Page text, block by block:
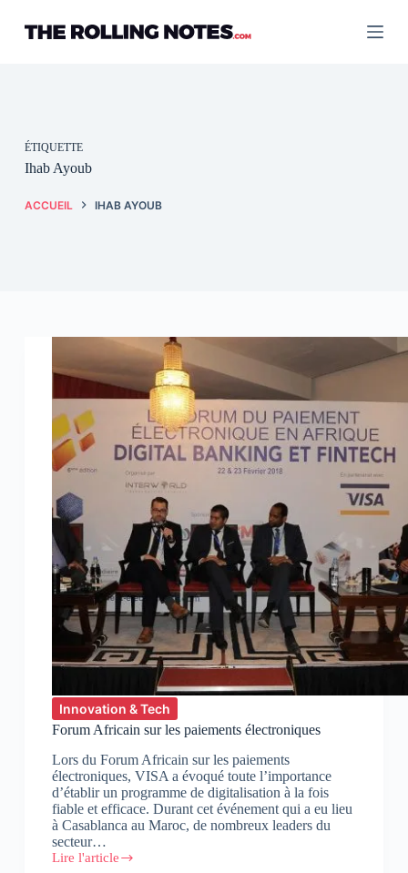
contenu
ÉTIQUETTE
Ihab Ayoub
ACCUEIL IHAB AYOUB
Innovation & Tech
Forum Africain sur les paiements électroniques
Lors du Forum Africain sur les paiements
électroniques, VISA a évoqué toute l’importance
d’établir un programme de digitalisation à la fois
fiable et efficace. Durant cet événement qui a eu lieu
à Casablanca au Maroc, de nombreux leaders du
secteur…
Lire l'article
Forum